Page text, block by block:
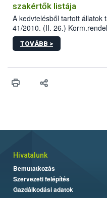
szakértők listája
A kedvtelésből tartott állatok
41/2010. (II. 26.)
sérülés, illetve ennek
hatósági feladatokat,
vonni az ebek
TOVÁBB >
Hivatalunk
Bemutatkozás
Szervezeti felépítés
Gazdálkodási adatok